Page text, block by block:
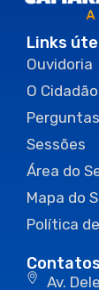
Links
Ouvidoria
O Cidadão
Sessões
Área do
Mapa do
Política
Contatos
Av.